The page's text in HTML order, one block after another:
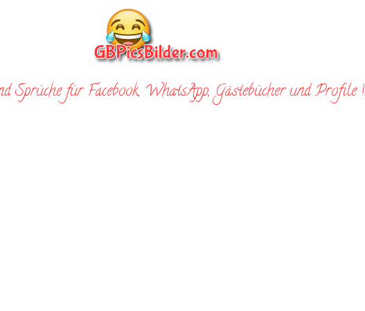
Sprüche für Facebook, WhatsApp, Gästebücher und Profile !